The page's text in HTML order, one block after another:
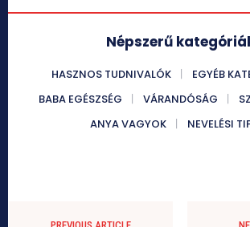
Népszerű
HASZNOS TUDNIVALÓK
EGYÉB
BABA EGÉSZSÉG
VÁRANDÓSÁG
ANYA VAGYOK
NEVELÉSI